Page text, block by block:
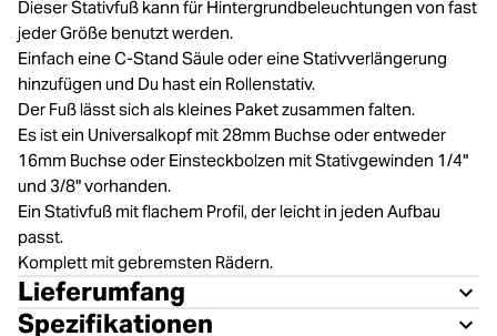
Dieser Stativfuß kann für Hintergrundbeleuchtungen von fast
jeder Größe benutzt werden.
Einfach eine C-Stand Säule oder eine Stativverlängerung
hinzufügen und Du hast ein Rollenstativ.
Der Fuß lässt sich als kleines Paket zusammen falten.
Es ist ein Universalkopf mit 28mm Buchse oder entweder
16mm Buchse oder Einsteckbolzen mit Stativgewinden 1/4"
und 3/8" vorhanden.
Ein Stativfuß mit flachem Profil, der leicht in jeden Aufbau
passt.
Komplett mit gebremsten Rädern.
Lieferumfang
Spezifikationen